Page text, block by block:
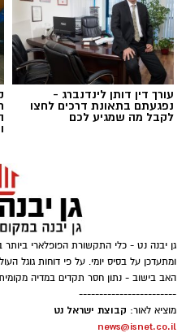
עבודות בכביש
העבודות יבוצעו לצורך
למחרת. העבודות יימשכו
הסדרי התנועה:
תבוצע חסימה הרמטית
אשדוד
דרום מומלץ להמשיך דרך
משם לכביש 4.
עורך דין דותן לינדנברג -
נפגעתם בתאונת דרכים לחצו
לקבל מה שמגיע לכם
גן יבנה נט - כלי התקשורת הפופלארי
ומתעדכן על בסיס יומי. על פי דוחות גוגל
האב בישוב - נתון חסר תקדים במדיה
------------------------
מוציא לאור: קבוצת ישראל נט
news@isnet.co.il